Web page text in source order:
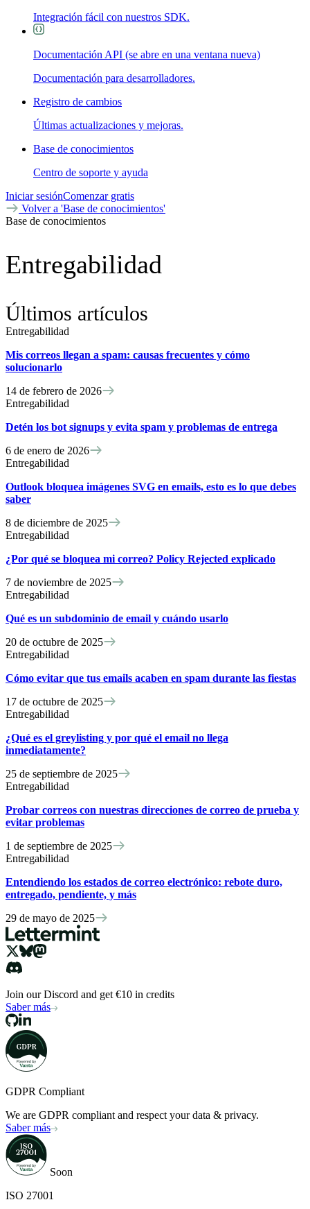
Integración fácil con nuestros SDK.
Documentación API (se abre en una ventana nueva)
Documentación para desarrolladores.
Registro de cambios
Últimas actualizaciones y mejoras.
Base de conocimientos
Centro de soporte y ayuda
Iniciar sesiónComenzar gratis
Volver a 'Base de conocimientos'
Base de conocimientos
Entregabilidad
Últimos artículos
Entregabilidad
Mis correos llegan a spam: causas frecuentes y cómo
solucionarlo
14 de febrero de 2026
Entregabilidad
Detén los bot signups y evita spam y problemas de entrega
6 de enero de 2026
Entregabilidad
Outlook bloquea imágenes SVG en emails, esto es lo que debes
saber
8 de diciembre de 2025
Entregabilidad
¿Por qué se bloquea mi correo? Policy Rejected explicado
7 de noviembre de 2025
Entregabilidad
Qué es un subdominio de email y cuándo usarlo
20 de octubre de 2025
Entregabilidad
Cómo evitar que tus emails acaben en spam durante las fiestas
17 de octubre de 2025
Entregabilidad
¿Qué es el greylisting y por qué el email no llega
inmediatamente?
25 de septiembre de 2025
Entregabilidad
Probar correos con nuestras direcciones de correo de prueba y
evitar problemas
1 de septiembre de 2025
Entregabilidad
Entendiendo los estados de correo electrónico: rebote duro,
entregado, pendiente, y más
29 de mayo de 2025
Join our Discord and get €10 in credits
Saber más
GDPR Compliant
We are GDPR compliant and respect your data & privacy.
Saber más
Soon
ISO 27001